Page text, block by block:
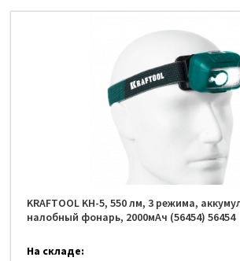
KRAFTOOL KH-5, 550 лм, 3 режима,
налобный фонарь, 2000мАч (56454) 56454
На складе: